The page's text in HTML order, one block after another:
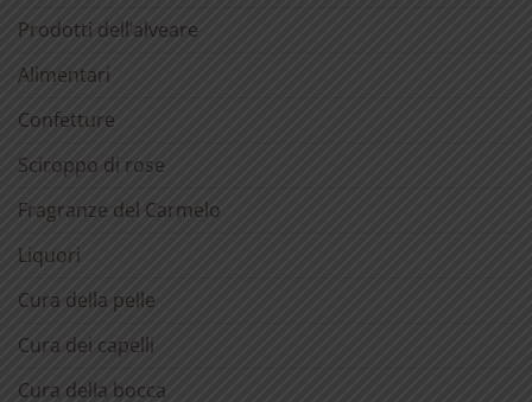
Prodotti dell’alveare
Alimentari
Confetture
Sciroppo di rose
Fragranze del Carmelo
Liquori
Cura della pelle
Cura dei capelli
Cura della bocca